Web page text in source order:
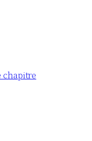
chapitre